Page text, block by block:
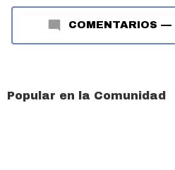
COMENTARIOS —
Popular en la Comunidad